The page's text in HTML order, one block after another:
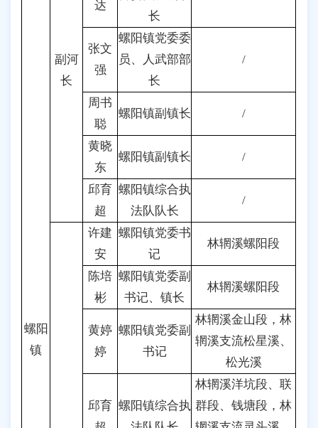
螺阳
镇
副河
长
达
长
张文
强
螺阳镇党委委
员、人武部部
长
/
周书
聪
螺阳镇副镇长 /
黄晓
东
螺阳镇副镇长 /
邱育
超
螺阳镇综合执
法队队长
/
许建
安
螺阳镇党委书
记
林辋溪螺阳段
陈培
彬
螺阳镇党委副
书记、镇长
林辋溪螺阳段
黄婷
婷
螺阳镇党委副
书记
林辋溪金山段，林
辋溪支流松星溪、
松光溪
邱育 螺阳镇综合执
林辋溪洋坑段、联
群段、钱塘段，林